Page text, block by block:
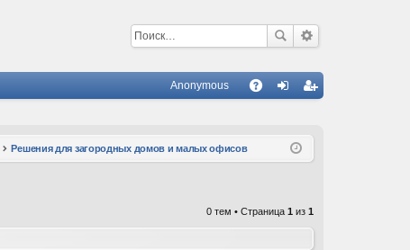
С
Anonymous
ис
Решения для загородных домов и малых офисов
0 тем • Страница 1 из 1